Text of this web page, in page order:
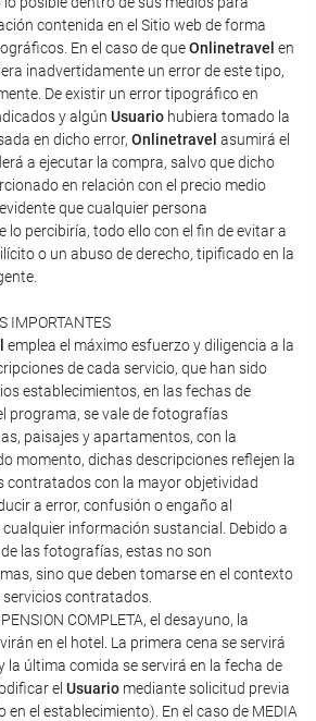
contenida en el Sitio web de forma
En el caso de queOnlinetravel en
inadvertidamente un error de este tipo,
De existir un error tipográfico en
y algún Usuario hubiera tomado la
en dicho error, Onlinetravel asumirá el
a ejecutar la compra, salvo que dicho
en relación con el precio medio
que cualquier persona
lo percibiría, todo ello con el fin de evitar a
o un abuso de derecho, tipificado en la
IMPORTANTES
emplea el máximo esfuerzo y diligencia a la
de cada servicio, que han sido
establecimientos, en las fechas de
programa, se vale de fotografías
paisajes y apartamentos, con la
momento, dichas descripciones reflejen la
contratados con la mayor objetividad
a error, confusión o engaño al
información sustancial. Debido a
las fotografías, estas no son
sino que deben tomarse en el contexto
contratados.
COMPLETA, el desayuno, la
en el hotel. La primera cena se servirá
la última comida se servirá en la fecha de
el Usuario mediante solicitud previa
en el establecimiento). En el caso de MEDIA